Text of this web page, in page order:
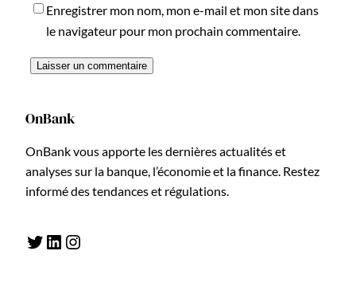
Enregistrer mon nom, mon e-mail et mon site dans
le navigateur pour mon prochain commentaire.
OnBank
OnBank vous apporte les dernières actualités et
analyses sur la banque, l’économie et la finance. Restez
informé des tendances et régulations.
Twitter LinkedIn Instagram